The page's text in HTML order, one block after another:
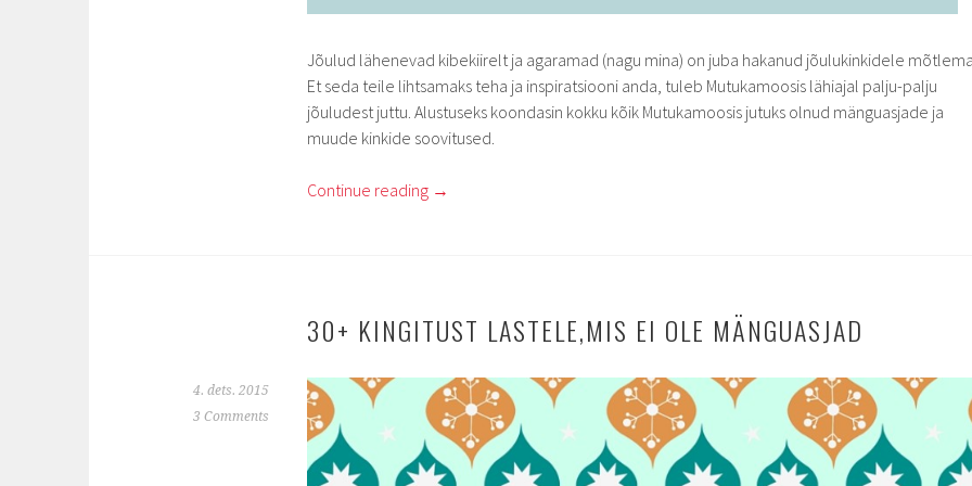
Jõulud lähenevad kibekiirelt ja agaramad (nagu mina) on juba hakanud jõulukinkidele
Et seda teile lihtsamaks teha ja inspiratsiooni anda, tuleb Mutukamoosis lähiajal palju-palju
jõuludest juttu. Alustuseks koondasin kokku kõik Mutukamoosis jutuks olnud mänguasjade ja
muude kinkide soovitused.
Continue reading →
30+ KINGITUST LASTELE,MIS EI OLE MÄNGUASJAD
4. dets. 2015
3 Comments